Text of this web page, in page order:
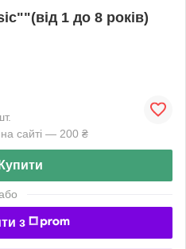
1 до 8 років)
сайті — 200 ₴
Купити
з